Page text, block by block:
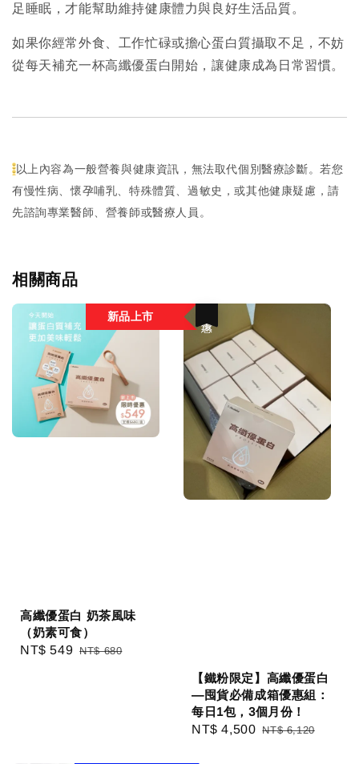
足睡眠，才能幫助維持健康體力與良好生活品質。
如果你經常外食、工作忙碌或擔心蛋白質攝取不足，不妨
從每天補充一杯高纖優蛋白開始，讓健康成為日常習慣。
以上內容為一般營養與健康資訊，無法取代個別醫療診斷。若您
有慢性病、懷孕哺乳、特殊體質、過敏史，或其他健康疑慮，請
先諮詢專業醫師、營養師或醫療人員。
相關商品
新品上市
高纖優蛋白 奶茶風味
（奶素可食）
Sale
NT$ 549 Regular
NT$ 680
【鐵粉限定】高纖優蛋白
—囤貨必備成箱優惠組：
每日1包，3個月份！
Sale
NT$ 4,500 Regular
NT$ 6,120